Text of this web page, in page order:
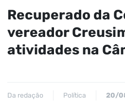
Recuperado da
vereador
atividades na
Da redação Política 20/